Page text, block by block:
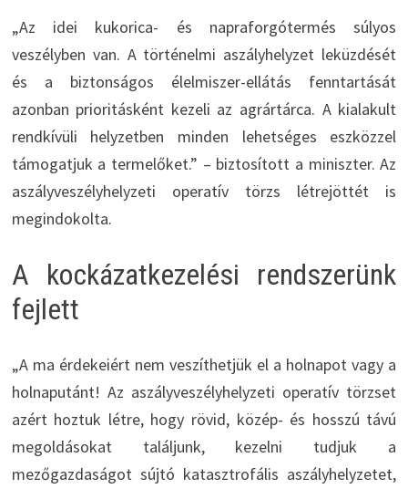
„Az idei kukorica- és napraforgótermés súlyos
veszélyben van. A történelmi aszályhelyzet leküzdését
és a biztonságos élelmiszer-ellátás fenntartását
azonban prioritásként kezeli az agrártárca. A kialakult
rendkívüli helyzetben minden lehetséges eszközzel
támogatjuk a termelőket.” – biztosított a miniszter. Az
aszályveszélyhelyzeti operatív törzs létrejöttét is
megindokolta.
A kockázatkezelési rendszerünk
fejlett
„A ma érdekeiért nem veszíthetjük el a holnapot vagy a
holnaputánt! Az aszályveszélyhelyzeti operatív törzset
azért hoztuk létre, hogy rövid, közép- és hosszú távú
megoldásokat találjunk, kezelni tudjuk a
mezőgazdaságot sújtó katasztrofális aszályhelyzetet,